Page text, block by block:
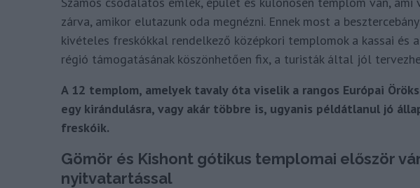
zárva, amikor elutazunk oda megnézni. Ennek most a
kivételes freskókkal rendelkező középkori templomok a kassai és
régió támogatásának köszönhetően fix, a turisták által jól
A 12 templom, amelyek tavaly óta viselik a rangos Európai
egy kirándulásra, vagy akár többre is, ugyanis példátlanul jó
freskóik.
Gömör és Kishont gótikus templomai először
nyitvatartással